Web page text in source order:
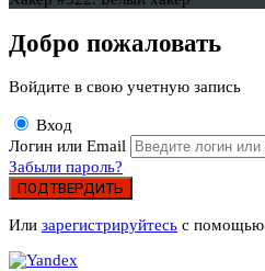
Добро пожаловать
Войдите в свою учетную запись
Вход
Логин или Email
Забыли пароль?
ПОДТВЕРДИТЬ
Или зарегистрируйтесь с помощью